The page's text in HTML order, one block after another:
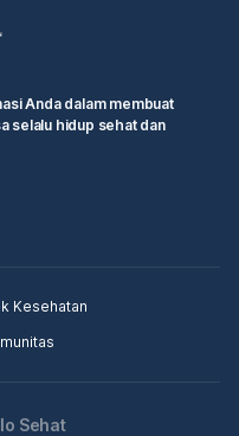
Anda dalam membuat
selalu hidup sehat dan
Kesehatan
Sehat